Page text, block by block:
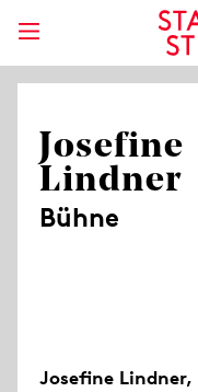
Josefine
Lindner
Bühne
Josefine Lindner,